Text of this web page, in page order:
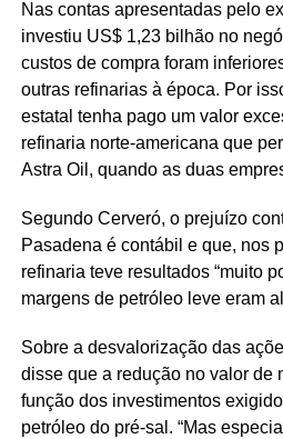
Nas contas apresentadas pelo
investiu US$ 1,23 bilhão no
custos de compra foram
outras refinarias à época. Por
estatal tenha pago um valor
refinaria norte-americana que
Astra Oil, quando as duas
Segundo Cerveró, o prejuízo
Pasadena é contábil e que, nos
refinaria teve resultados “muito
margens de petróleo leve eram
Sobre a desvalorização das
disse que a redução no valor de
função dos investimentos
petróleo do pré-sal. “Mas